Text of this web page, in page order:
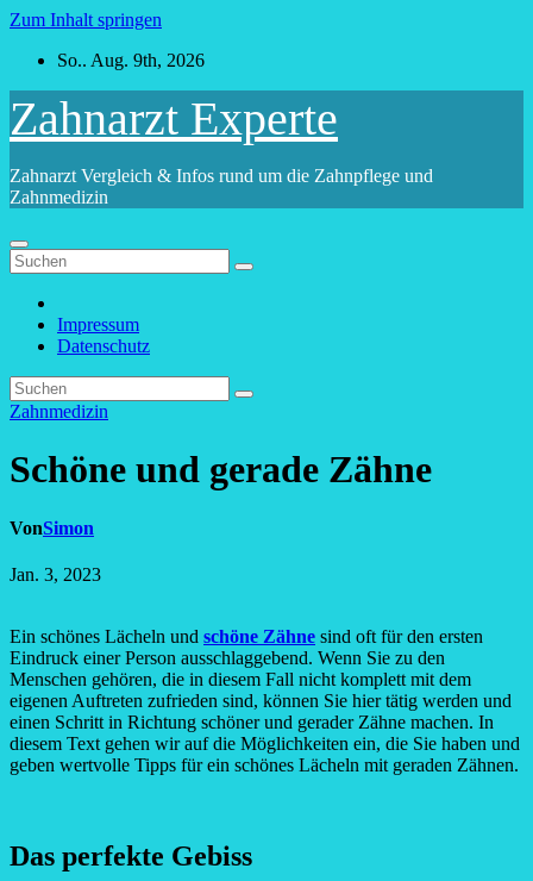
Zum Inhalt springen
So.. Aug. 9th, 2026
Zahnarzt Experte
Zahnarzt Vergleich & Infos rund um die Zahnpflege und
Zahnmedizin
Impressum
Datenschutz
Zahnmedizin
Schöne und gerade Zähne
VonSimon
Jan. 3, 2023
Ein schönes Lächeln und schöne Zähne sind oft für den ersten
Eindruck einer Person ausschlaggebend. Wenn Sie zu den
Menschen gehören, die in diesem Fall nicht komplett mit dem
eigenen Auftreten zufrieden sind, können Sie hier tätig werden und
einen Schritt in Richtung schöner und gerader Zähne machen. In
diesem Text gehen wir auf die Möglichkeiten ein, die Sie haben und
geben wertvolle Tipps für ein schönes Lächeln mit geraden Zähnen.
Das perfekte Gebiss